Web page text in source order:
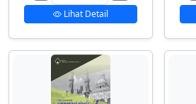
Lihat Detail